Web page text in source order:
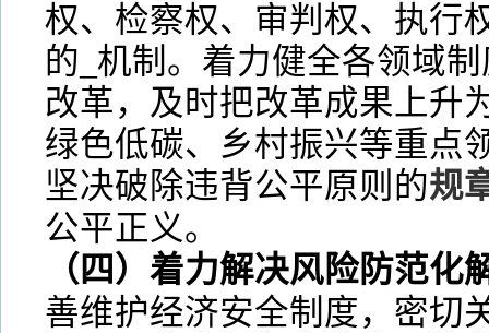
权、检察权、审判权、执行
的_机制。着力健全各领域
改革，及时把改革成果上升
绿色低碳、乡村振兴等重点
坚决破除违背公平原则的规
公平正义。
（四）着力解决风险防范化
善维护经济安全制度，密切